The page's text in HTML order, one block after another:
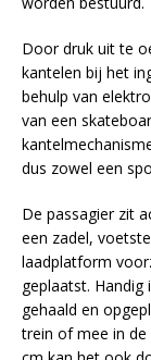
Door druk uit te
kantelen bij het
behulp van
van een
dus zowel een
De passagier zit
een zadel,
laadplatform
geplaatst.
gehaald en
trein of mee in de